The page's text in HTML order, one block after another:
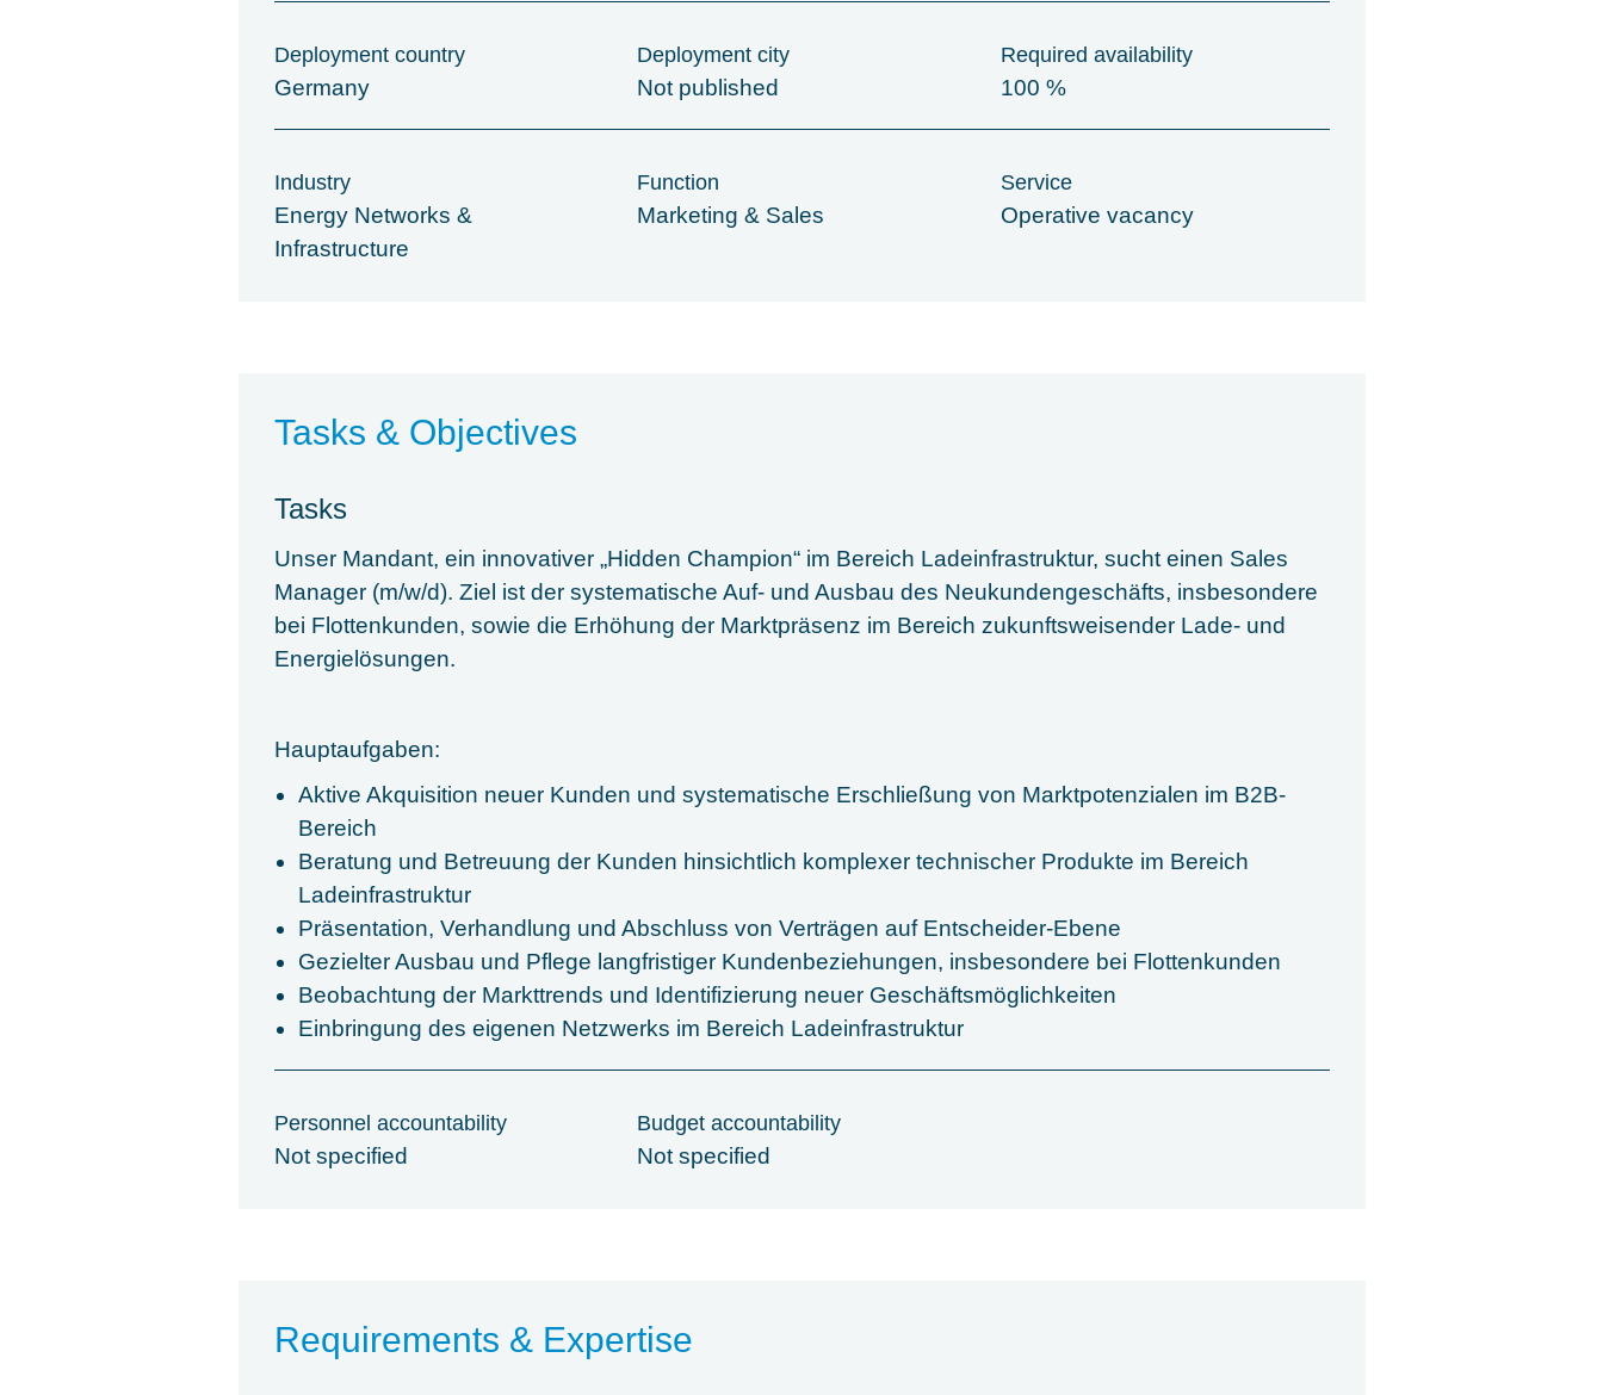
Deployment country
Germany
Deployment city
Not published
Required availability
100 %
Industry
Energy Networks &
Infrastructure
Function
Marketing & Sales
Service
Operative vacancy
Tasks & Objectives
Tasks
Unser Mandant, ein innovativer „Hidden Champion“ im Bereich Ladeinfrastruktur, sucht einen Sales
Manager (m/w/d). Ziel ist der systematische Auf- und Ausbau des Neukundengeschäfts, insbesondere
bei Flottenkunden, sowie die Erhöhung der Marktpräsenz im Bereich zukunftsweisender Lade- und
Energielösungen.
Hauptaufgaben:
Aktive Akquisition neuer Kunden und systematische Erschließung von Marktpotenzialen im B2B-
Bereich
Beratung und Betreuung der Kunden hinsichtlich komplexer technischer Produkte im Bereich
Ladeinfrastruktur
Präsentation, Verhandlung und Abschluss von Verträgen auf Entscheider-Ebene
Gezielter Ausbau und Pflege langfristiger Kundenbeziehungen, insbesondere bei Flottenkunden
Beobachtung der Markttrends und Identifizierung neuer Geschäftsmöglichkeiten
Einbringung des eigenen Netzwerks im Bereich Ladeinfrastruktur
Personnel accountability
Not specified
Budget accountability
Not specified
Requirements & Expertise